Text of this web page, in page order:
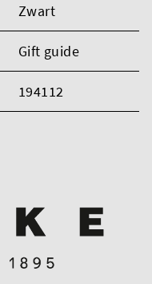
Zwart
Gift guide
194112